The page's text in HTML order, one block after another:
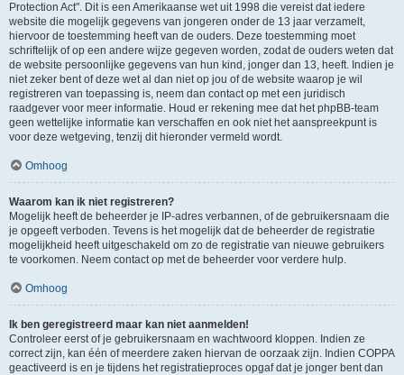
Protection Act". Dit is een Amerikaanse wet uit 1998 die vereist dat iedere
website die mogelijk gegevens van jongeren onder de 13 jaar verzamelt,
hiervoor de toestemming heeft van de ouders. Deze toestemming moet
schriftelijk of op een andere wijze gegeven worden, zodat de ouders weten dat
de website persoonlijke gegevens van hun kind, jonger dan 13, heeft. Indien je
niet zeker bent of deze wet al dan niet op jou of de website waarop je wil
registreren van toepassing is, neem dan contact op met een juridisch
raadgever voor meer informatie. Houd er rekening mee dat het phpBB-team
geen wettelijke informatie kan verschaffen en ook niet het aanspreekpunt is
voor deze wetgeving, tenzij dit hieronder vermeld wordt.
Omhoog
Waarom kan ik niet registreren?
Mogelijk heeft de beheerder je IP-adres verbannen, of de gebruikersnaam die
je opgeeft verboden. Tevens is het mogelijk dat de beheerder de registratie
mogelijkheid heeft uitgeschakeld om zo de registratie van nieuwe gebruikers
te voorkomen. Neem contact op met de beheerder voor verdere hulp.
Omhoog
Ik ben geregistreerd maar kan niet aanmelden!
Controleer eerst of je gebruikersnaam en wachtwoord kloppen. Indien ze
correct zijn, kan één of meerdere zaken hiervan de oorzaak zijn. Indien COPPA
geactiveerd is en je tijdens het registratieproces opgaf dat je jonger bent dan